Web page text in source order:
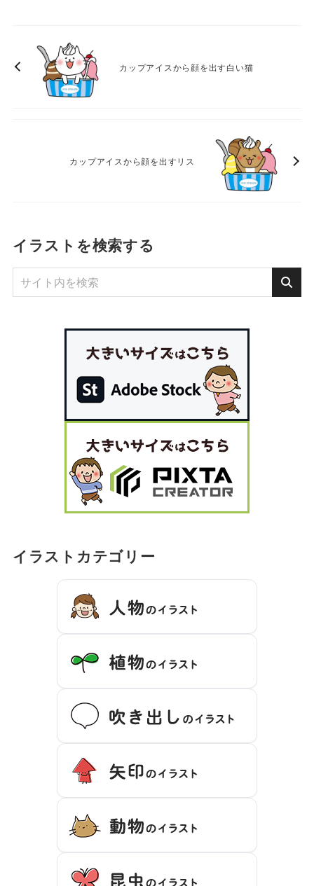
カップアイスから顔を出す白い猫
カップアイスから顔を出すリス
イラストを検索する
イラストカテゴリー